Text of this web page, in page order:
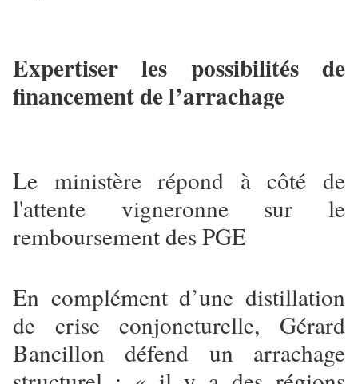
Expertiser les possibilités de
financement de l’arrachage
Le ministère répond à côté de
l'attente vigneronne sur le
remboursement des PGE
En complément d’une distillation
de crise conjoncturelle, Gérard
Bancillon défend un arrachage